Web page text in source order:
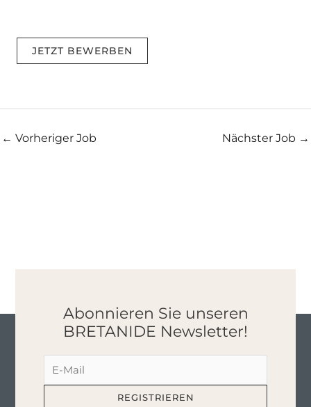
JETZT BEWERBEN
← Vorheriger Job Nächster Job →
Abonnieren Sie unseren
BRETANIDE Newsletter!